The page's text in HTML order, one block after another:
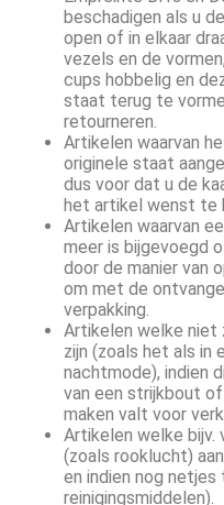
beschadigen als u
open of in elkaar
vezels en de
cups hobbelig en
staat terug te
retourneren.
Artikelen waarvan
originele staat
dus voor dat u de
het artikel wenst te
Artikelen waarvan
meer is bijgevoegd
door de manier van
om met de
verpakking.
Artikelen welke niet
zijn (zoals het als in
nachtmode), indien
van een strijkbout
maken valt voor
Artikelen welke bijv.
(zoals rooklucht)
en indien nog
reinigingsmiddelen).